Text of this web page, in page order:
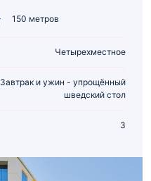
150 метров
Четырехместное
Завтрак и ужин - упрощённый
шведский стол
3